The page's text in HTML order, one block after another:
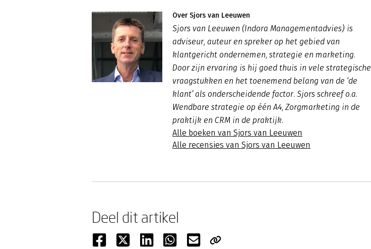
Over Sjors van Leeuwen
Sjors van Leeuwen (Indora Managementadvies) is
adviseur, auteur en spreker op het gebied van
klantgericht ondernemen, strategie en marketing.
Door zijn ervaring is hij goed thuis in vele strategische
vraagstukken en het toenemend belang van de ‘de
klant’ als onderscheidende factor. Sjors schreef o.a.
Wendbare strategie op één A4, Zorgmarketing in de
praktijk en CRM in de praktijk.
Alle boeken van Sjors van Leeuwen
Alle recensies van Sjors van Leeuwen
Deel dit artikel